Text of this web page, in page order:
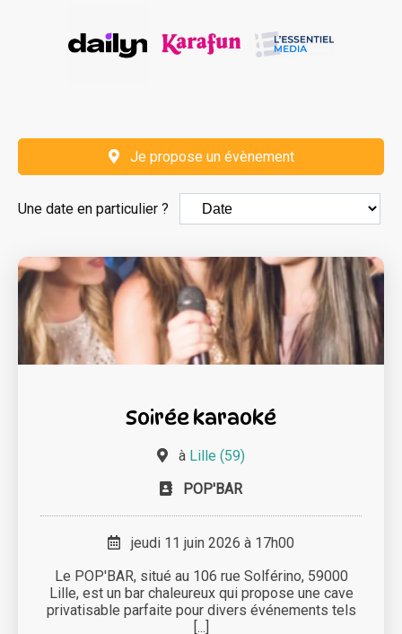
Je propose un évènement
Une date en particulier ?
Soirée karaoké
à Lille (59)
POP'BAR
jeudi 11 juin 2026 à 17h00
Le POP'BAR, situé au 106 rue Solférino, 59000
Lille, est un bar chaleureux qui propose une cave
privatisable parfaite pour divers événements tels
[...]